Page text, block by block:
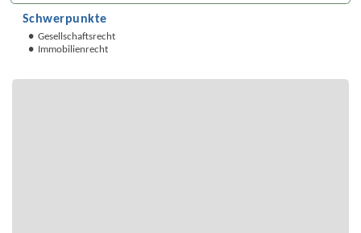
Schwerpunkte
Gesellschaftsrecht
Immobilienrecht